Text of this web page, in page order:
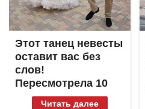
Этот танец невесты
оставит вас без
слов!
Пересмотрела 10
раз
Читать далее